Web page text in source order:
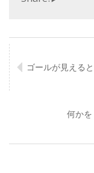
ゴールが見える
何か